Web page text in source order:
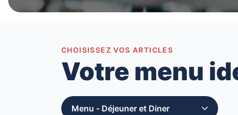
CHOISISSEZ VOS ARTICLES
Votre menu